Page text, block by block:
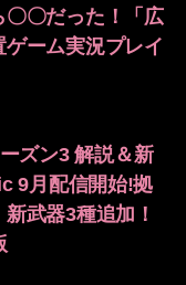
〇〇だった！「広
ーム実況プレイ
ズン3 解説＆新
9月配信開始!拠
武器3種追加！